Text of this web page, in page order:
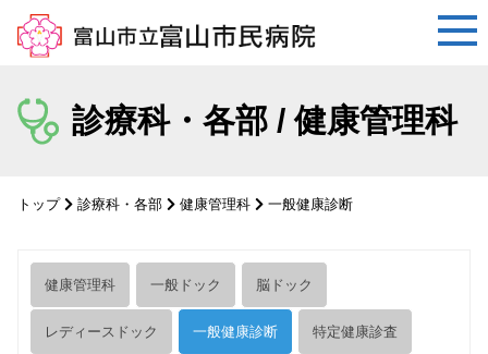
診療科・各部 / 健康管理科
トップ 診療科・各部 健康管理科 一般健康診断
健康管理科 一般ドック 脳ドック
レディースドック 一般健康診断 特定健康診査